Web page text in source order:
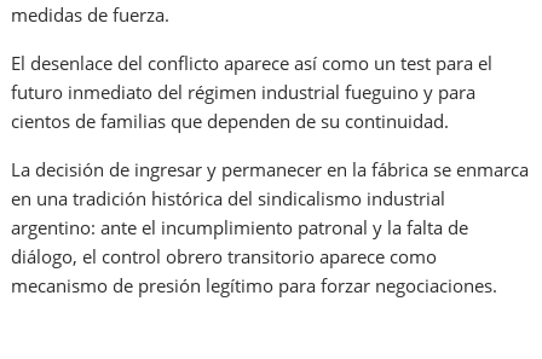
medidas de fuerza.
El desenlace del conflicto aparece así como un test para el
futuro inmediato del régimen industrial fueguino y para
cientos de familias que dependen de su continuidad.
La decisión de ingresar y permanecer en la fábrica se enmarca
en una tradición histórica del sindicalismo industrial
argentino: ante el incumplimiento patronal y la falta de
diálogo, el control obrero transitorio aparece como
mecanismo de presión legítimo para forzar negociaciones.